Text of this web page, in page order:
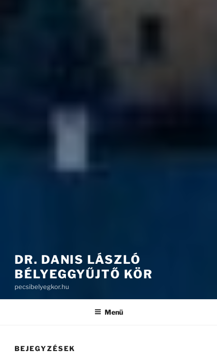
DR. DANIS LÁSZLÓ
BÉLYEGGYŰJTŐ KÖR
pecsibelyegkor.hu
Menü
BEJEGYZÉSEK